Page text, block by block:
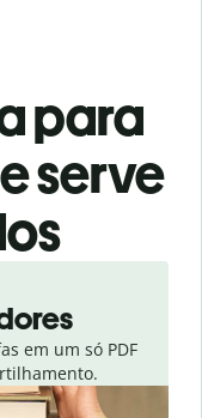
para
serve
em um só PDF